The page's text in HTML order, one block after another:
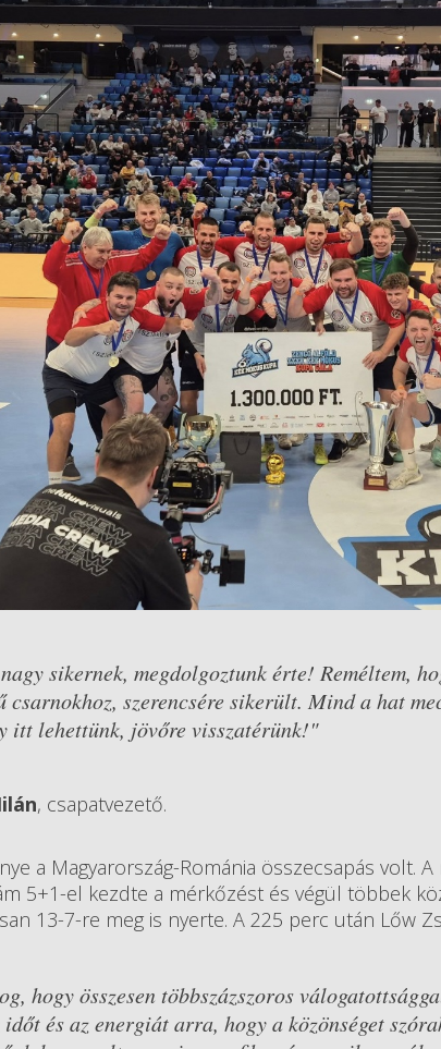
sikernek, megdolgoztunk érte! Reméltem,
csarnokhoz, szerencsére sikerült. Mind a hat
itt lehettünk, jövőre visszatérünk!"
, csapatvezető.
a Magyarország-Románia összecsapás volt. A
5+1-el kezdte a mérkőzést és végül többek
13-7-re meg is nyerte. A 225 perc után Lőw
hogy összesen többszázszoros
és az energiát arra, hogy a közönséget